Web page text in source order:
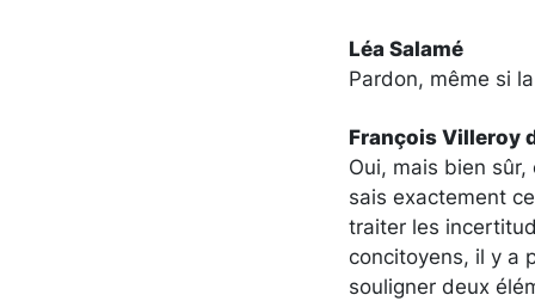
Léa Salamé
Pardon, même si
François Villeroy
Oui, mais bien
sais exactement
traiter les
concitoyens, il y a
souligner deux